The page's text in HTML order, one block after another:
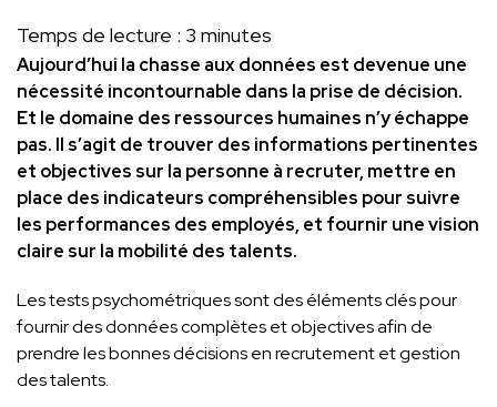
Temps de lecture : 3 minutes
Aujourd’hui la chasse aux données est devenue une
nécessité incontournable dans la prise de décision.
Et le domaine des ressources humaines n’y échappe
pas. Il s’agit de trouver des informations pertinentes
et objectives sur la personne à recruter, mettre en
place des indicateurs compréhensibles pour suivre
les performances des employés, et fournir une vision
claire sur la mobilité des talents.
Les tests psychométriques sont des éléments clés pour
fournir des données complètes et objectives afin de
prendre les bonnes décisions en recrutement et gestion
des talents.